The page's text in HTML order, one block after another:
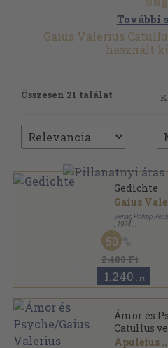
További
Gaius Valerius
használt
Összesen 21 találat
Gedichte
Gaius
Verlag Philipp
1974
Ragasztott
Reclams
2.480 Ft
50
1.240 ,-Ft
Ámor és
Catullus
Apuleius